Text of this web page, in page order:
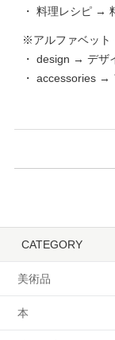
・ 料理レシピ →
※アルファベット
・ design → デザ
・ accessories →
CATEGORY
美術品
本